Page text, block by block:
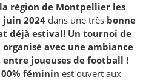
région de Montpellier les
juin 2024 dans une très bonne
déjà estival! Un tournoi de
avec une ambiance
joueuses de football !
féminin est ouvert aux